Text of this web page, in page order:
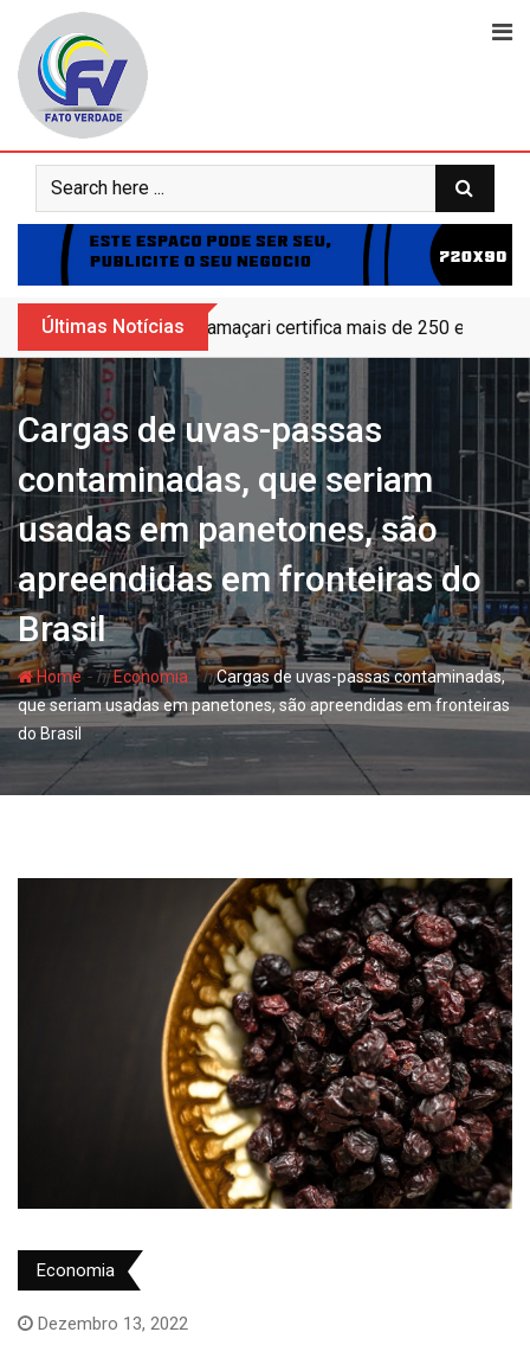
content
Últimas Notícias Vitória x Athletico: onde assistir,
Cargas de uvas-passas
contaminadas, que seriam
usadas em panetones, são
apreendidas em fronteiras do
Brasil
Home- hjEconomia - hjCargas de uvas-passas contaminadas,
que seriam usadas em panetones, são apreendidas em fronteiras
do Brasil
Economia
Dezembro 13, 2022